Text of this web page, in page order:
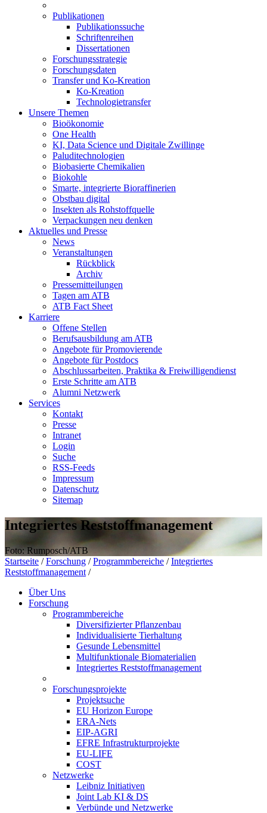
Publikationen
Publikationssuche
Schriftenreihen
Dissertationen
Forschungsstrategie
Forschungsdaten
Transfer und Ko-Kreation
Ko-Kreation
Technologietransfer
Unsere Themen
Bioökonomie
One Health
KI, Data Science und Digitale Zwillinge
Paluditechnologien
Biobasierte Chemikalien
Biokohle
Smarte, integrierte Bioraffinerien
Obstbau digital
Insekten als Rohstoffquelle
Verpackungen neu denken
Aktuelles und Presse
News
Veranstaltungen
Rückblick
Archiv
Pressemitteilungen
Tagen am ATB
ATB Fact Sheet
Karriere
Offene Stellen
Berufsausbildung am ATB
Angebote für Promovierende
Angebote für Postdocs
Abschlussarbeiten, Praktika & Freiwilligendienst
Erste Schritte am ATB
Alumni Netzwerk
Services
Kontakt
Presse
Intranet
Login
Suche
RSS-Feeds
Impressum
Datenschutz
Sitemap
Integriertes Reststoffmanagement
Foto: Rumposch/ATB
Startseite / Forschung / Programmbereiche / Integriertes
Reststoffmanagement /
Über Uns
Forschung
Programmbereiche
Diversifizierter Pflanzenbau
Individualisierte Tierhaltung
Gesunde Lebensmittel
Multifunktionale Biomaterialien
Integriertes Reststoffmanagement
Forschungsprojekte
Projektsuche
EU Horizon Europe
ERA-Nets
EIP-AGRI
EFRE Infrastrukturprojekte
EU-LIFE
COST
Netzwerke
Leibniz Initiativen
Joint Lab KI & DS
Verbünde und Netzwerke